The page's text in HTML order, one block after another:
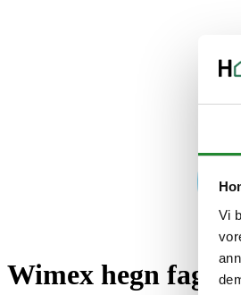
Vi
Wimex hegn fag